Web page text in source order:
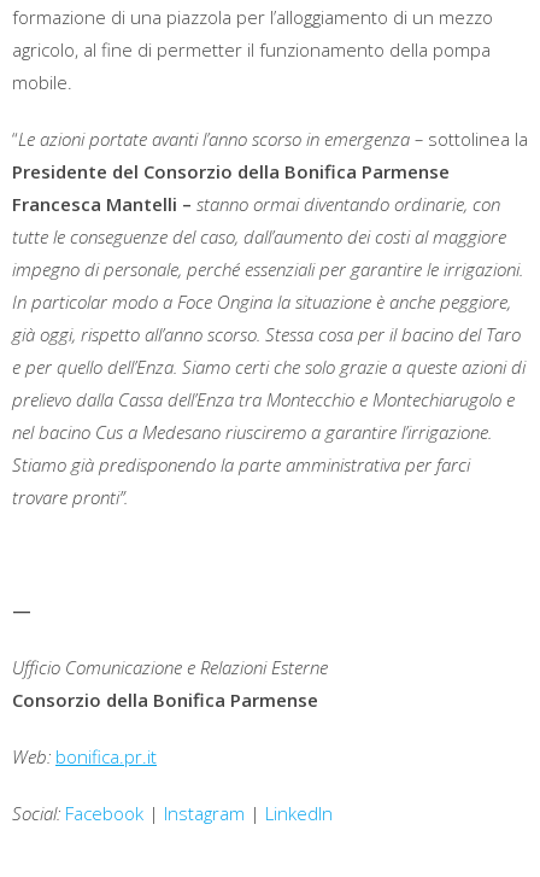
formazione di una piazzola per l’alloggiamento di un mezzo
agricolo, al fine di permetter il funzionamento della pompa
mobile.
“Le azioni portate avanti l’anno scorso in emergenza – sottolinea la
Presidente del Consorzio della Bonifica Parmense
Francesca Mantelli – stanno ormai diventando ordinarie, con
tutte le conseguenze del caso, dall’aumento dei costi al maggiore
impegno di personale, perché essenziali per garantire le irrigazioni.
In particolar modo a Foce Ongina la situazione è anche peggiore,
già oggi, rispetto all’anno scorso. Stessa cosa per il bacino del Taro
e per quello dell’Enza. Siamo certi che solo grazie a queste azioni di
prelievo dalla Cassa dell’Enza tra Montecchio e Montechiarugolo e
nel bacino Cus a Medesano riusciremo a garantire l’irrigazione.
Stiamo già predisponendo la parte amministrativa per farci
trovare pronti”.
—
Ufficio Comunicazione e Relazioni Esterne
Consorzio della Bonifica Parmense
Web: bonifica.pr.it
Social: Facebook | Instagram | LinkedIn